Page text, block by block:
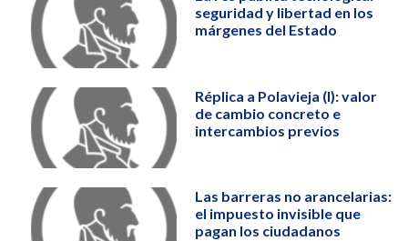
seguridad y libertad en los
márgenes del Estado
Réplica a Polavieja (I): valor
de cambio concreto e
intercambios previos
Las barreras no arancelarias:
el impuesto invisible que
pagan los ciudadanos